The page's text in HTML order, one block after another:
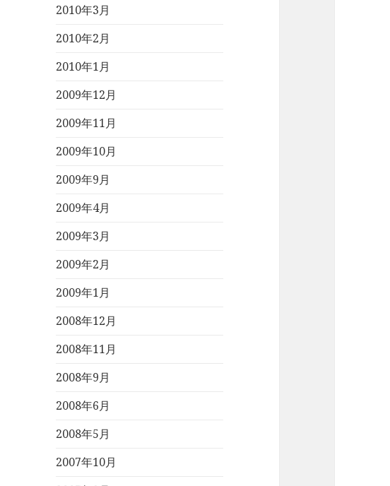
2010年3月
2010年2月
2010年1月
2009年12月
2009年11月
2009年10月
2009年9月
2009年4月
2009年3月
2009年2月
2009年1月
2008年12月
2008年11月
2008年9月
2008年6月
2008年5月
2007年10月